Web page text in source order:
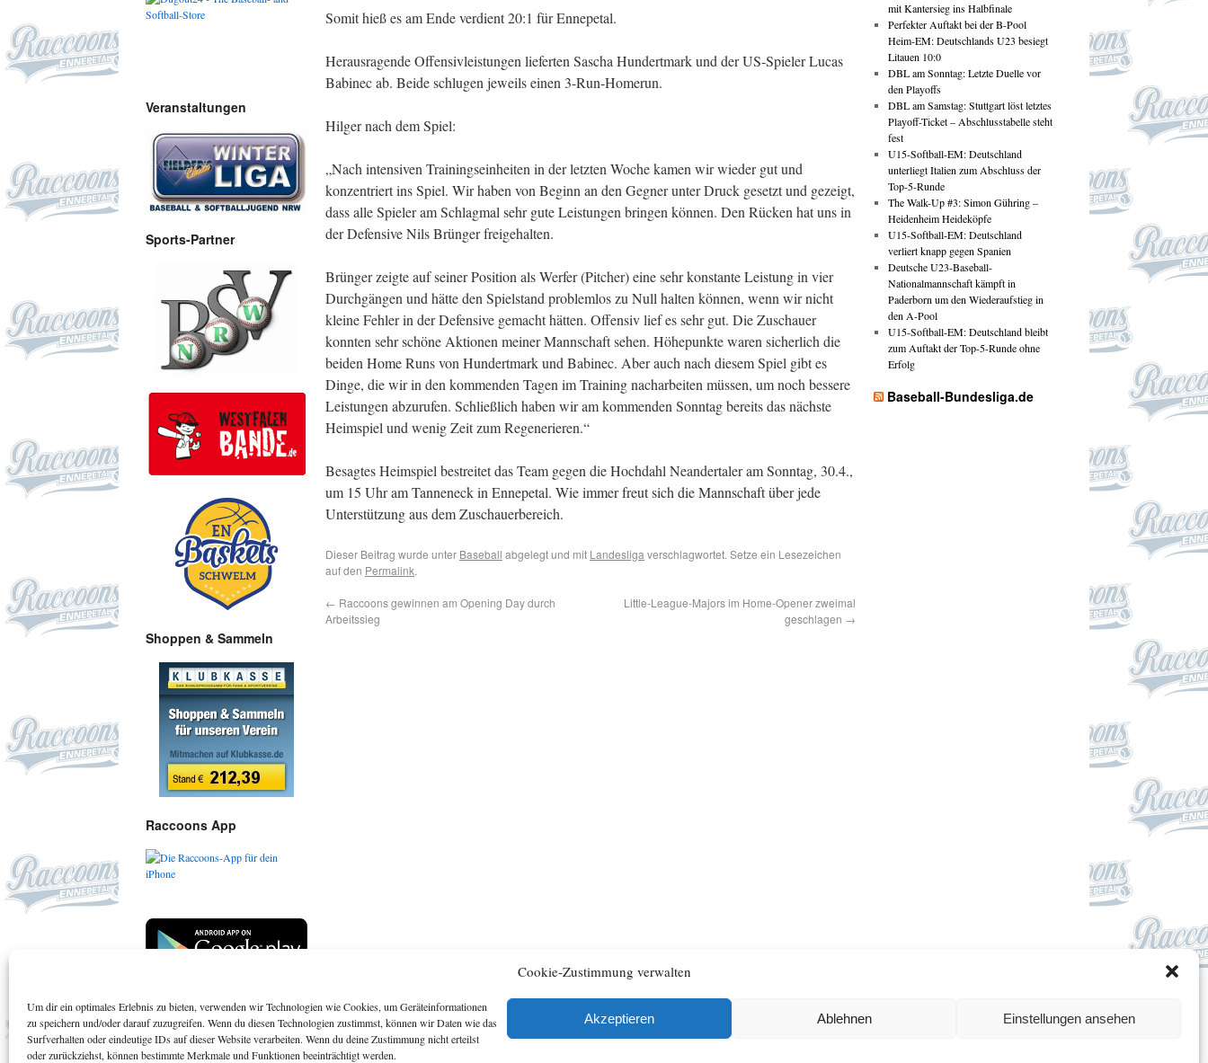
Cookie-Zustimmung verwalten
Um dir ein optimales Erlebnis zu bieten, verwenden wir Technologien wie Cookies, um Geräteinformationen
zu speichern und/oder darauf zuzugreifen. Wenn du diesen Technologien zustimmst, können wir Daten wie das
Surfverhalten oder eindeutige IDs auf dieser Website verarbeiten. Wenn du deine Zustimmung nicht erteilst
oder zurückziehst, können bestimmte Merkmale und Funktionen beeinträchtigt werden.
Akzeptieren Ablehnen Einstellungen ansehen
Somit hieß es am Ende verdient 20:1 für Ennepetal.
Herausragende Offensivleistungen lieferten Sascha Hundertmark und der US-Spieler Lucas
Babinec ab. Beide schlugen jeweils einen 3-Run-Homerun.
Hilger nach dem Spiel:
„Nach intensiven Trainingseinheiten in der letzten Woche kamen wir wieder gut und
konzentriert ins Spiel. Wir haben von Beginn an den Gegner unter Druck gesetzt und gezeigt,
dass alle Spieler am Schlagmal sehr gute Leistungen bringen können. Den Rücken hat uns in
der Defensive Nils Brünger freigehalten.
Brünger zeigte auf seiner Position als Werfer (Pitcher) eine sehr konstante Leistung in vier
Durchgängen und hätte den Spielstand problemlos zu Null halten können, wenn wir nicht
kleine Fehler in der Defensive gemacht hätten. Offensiv lief es sehr gut. Die Zuschauer
konnten sehr schöne Aktionen meiner Mannschaft sehen. Höhepunkte waren sicherlich die
beiden Home Runs von Hundertmark und Babinec. Aber auch nach diesem Spiel gibt es
Dinge, die wir in den kommenden Tagen im Training nacharbeiten müssen, um noch bessere
Leistungen abzurufen. Schließlich haben wir am kommenden Sonntag bereits das nächste
Heimspiel und wenig Zeit zum Regenerieren.“
Besagtes Heimspiel bestreitet das Team gegen die Hochdahl Neandertaler am Sonntag, 30.4.,
um 15 Uhr am Tanneneck in Ennepetal. Wie immer freut sich die Mannschaft über jede
Unterstützung aus dem Zuschauerbereich.
Dieser Beitrag wurde unter Baseball abgelegt und mit Landesliga verschlagwortet. Setze ein Lesezeichen
auf den Permalink.
← Raccoons gewinnen am Opening Day durch
Arbeitssieg
Little-League-Majors im Home-Opener zweimal
geschlagen →
Veranstaltungen
Sports-Partner
Shoppen & Sammeln
Raccoons App
mit Kantersieg ins Halbfinale
Perfekter Auftakt bei der B-Pool
Heim-EM: Deutschlands U23 besiegt
Litauen 10:0
DBL am Sonntag: Letzte Duelle vor
den Playoffs
DBL am Samstag: Stuttgart löst letztes
Playoff-Ticket – Abschlusstabelle steht
fest
U15-Softball-EM: Deutschland
unterliegt Italien zum Abschluss der
Top-5-Runde
The Walk-Up #3: Simon Gühring –
Heidenheim Heideköpfe
U15-Softball-EM: Deutschland
verliert knapp gegen Spanien
Deutsche U23-Baseball-
Nationalmannschaft kämpft in
Paderborn um den Wiederaufstieg in
den A-Pool
U15-Softball-EM: Deutschland bleibt
zum Auftakt der Top-5-Runde ohne
Erfolg
Baseball-Bundesliga.de
Suchen Archiv Artikel
Impressum